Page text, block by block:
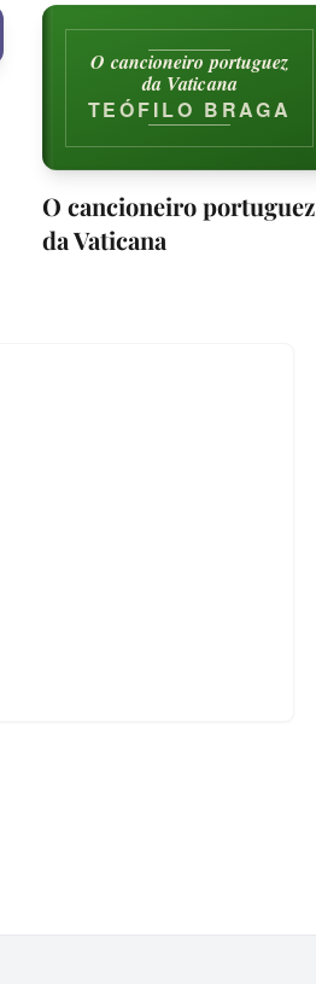
O cancioneiro portuguez
da Vaticana
TEÓFILO BRAGA
O cancioneiro portuguez
da Vaticana